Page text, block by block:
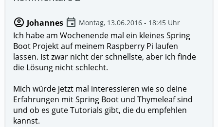
account_circle Johannes event Montag, 13.06.2016 - 18:45 Uhr
Ich habe am Wochenende mal ein kleines Spring
Boot Projekt auf meinem Raspberry Pi laufen
lassen. Ist zwar nicht der schnellste, aber ich finde
die Lösung nicht schlecht.
Mich würde jetzt mal interessieren wie so deine
Erfahrungen mit Spring Boot und Thymeleaf sind
und ob es gute Tutorials gibt, die du empfehlen
kannst.